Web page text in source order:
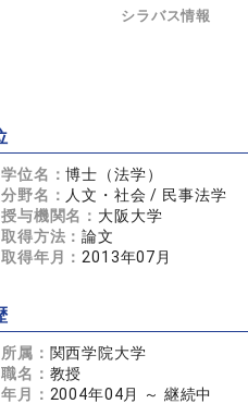
シラバス情報
学位名：博士（法学）
分野名： 人文・社会 / 民事法学
授与機関名： 大阪大学
取得方法：論文
取得年月： 2013年07月
所属： 関西学院大学
職名： 教授
年月： 2004年04月 ～ 継続中